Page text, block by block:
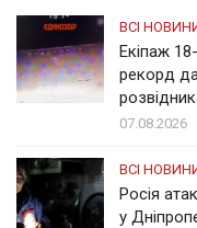
ВСІ
Екіпаж
рекорд
07.08.2026
ВСІ
Росія
у